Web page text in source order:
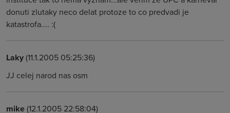
donuti zlutaky neco delat protoze to co predvadi je
katastrofa.... :(
Laky(11.1.2005 05:25:36)
JJ celej narod nas osm
mike(12.1.2005 22:58:04)